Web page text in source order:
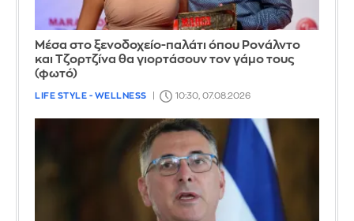
Μέσα στο ξενοδοχείο-παλάτι όπου Ρονάλντο
και Τζορτζίνα θα γιορτάσουν τον γάμο τους
(φωτό)
LIFE STYLE - WELLNESS 10:30, 07.08.2026